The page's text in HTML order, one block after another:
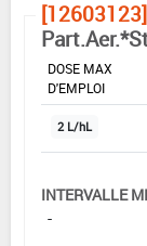
[12603123]
DOSE MAX
D'EMPLOI
2 L/hL
INTERVALLE
-